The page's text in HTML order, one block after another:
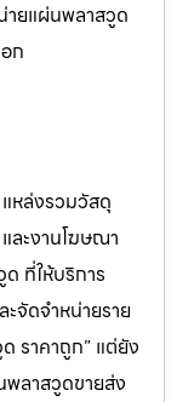
ายแผ่นพลาสวูด
ก
แหล่งรวมวัสดุ
ละงานโฆษณา
ที่ให้บริการ
ะจัดจำหน่ายราย
ราคาถูก” แต่ยัง
ลาสวูดขายส่ง